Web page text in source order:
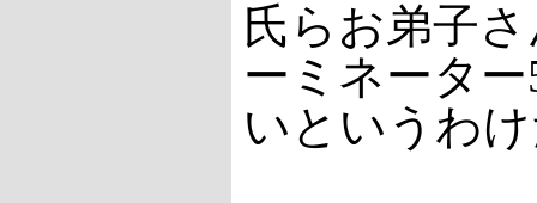
氏らお弟子
ーミネータ
いというわ